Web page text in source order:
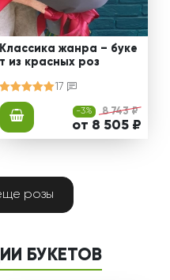
Классика жанра – буке
т из красных роз
17
-3% 8 743 ₽
от 8 505 ₽
розы
БУКЕТОВ